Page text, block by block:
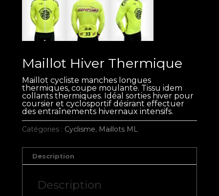
Maillot Hiver Thermique
Maillot cycliste manches longues
thermiques, coupe moulante. Tissu idem
collants thermiques. Idéal sorties hiver pour
coursier et cyclosportif désirant effectuer
des entraînements hivernaux intensifs.
Catégories : Cyclisme, Maillots ML
Description
Description